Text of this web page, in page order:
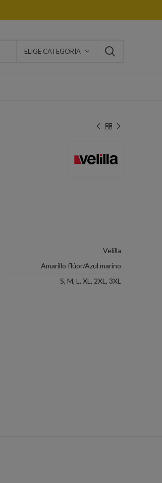
ELIGE CATEGORÍA
Velilla
Amarillo flúor/Azul marino
S, M, L, XL, 2XL, 3XL